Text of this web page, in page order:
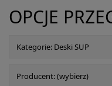
OPCJE
Kategorie: Deski SUP
Producent: (wybierz)